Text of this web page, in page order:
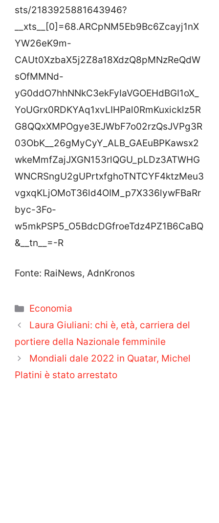
sts/2183925881643946?
__xts__[0]=68.ARCpNM5Eb9Bc6Zcayj1nX
YW26eK9m-
CAUt0XzbaX5j2Z8a18XdzQ8pMNzReQdW
sOfMMNd-
yG0ddO7hhNNkC3ekFyIaVGOEHdBGI1oX_
YoUGrx0RDKYAq1xvLIHPal0RmKuxicklz5R
G8QQxXMPOgye3EJWbF7o02rzQsJVPg3R
03ObK__26gMyCyY_ALB_GAEuBPKawsx2
wkeMmfZajJXGN153rlQGU_pLDz3ATWHG
WNCRSngU2gUPrtxfghoTNTCYF4ktzMeu3
vgxqKLjOMoT36ld4OIM_p7X336lywFBaRr
byc-3Fo-
w5mkPSP5_O5BdcDGfroeTdz4PZ1B6CaBQ
&__tn__=-R
Fonte: RaiNews, AdnKronos
Categorie
Economia
Laura Giuliani: chi è, età, carriera del
portiere della Nazionale femminile
Mondiali dale 2022 in Quatar, Michel
Platini è stato arrestato